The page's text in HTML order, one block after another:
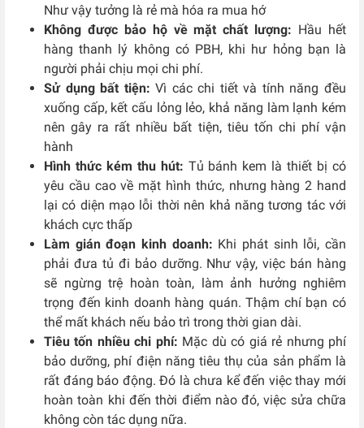
Như vậy tưởng là rẻ mà hóa ra mua hớ
Không được bảo hộ về mặt chất lượng: Hầu hết
hàng thanh lý không có PBH, khi hư hỏng bạn là
người phải chịu mọi chi phí.
Sử dụng bất tiện:Vì các chi tiết và tính năng đều
xuống cấp, kết cấu lỏng lẻo, khả năng làm lạnh kém
nên gây ra rất nhiều bất tiện, tiêu tốn chi phí vận
hành
Hình thức kém thu hút: Tủ bánh kem là thiết bị có
yêu cầu cao về mặt hình thức, nhưng hàng 2 hand
lại có diện mạo lỗi thời nên khả năng tương tác với
khách cực thấp
Làm gián đoạn kinh doanh: Khi phát sinh lỗi, cần
phải đưa tủ đi bảo dưỡng. Như vậy, việc bán hàng
sẽ ngừng trệ hoàn toàn, làm ảnh hưởng nghiêm
trọng đến kinh doanh hàng quán. Thậm chí bạn có
thể mất khách nếu bảo trì trong thời gian dài.
Tiêu tốn nhiều chi phí: Mặc dù có giá rẻ nhưng phí
bảo dưỡng, phí điện năng tiêu thụ của sản phẩm là
rất đáng báo động. Đó là chưa kể đến việc thay mới
hoàn toàn khi đến thời điểm nào đó, việc sửa chữa
không còn tác dụng nữa.